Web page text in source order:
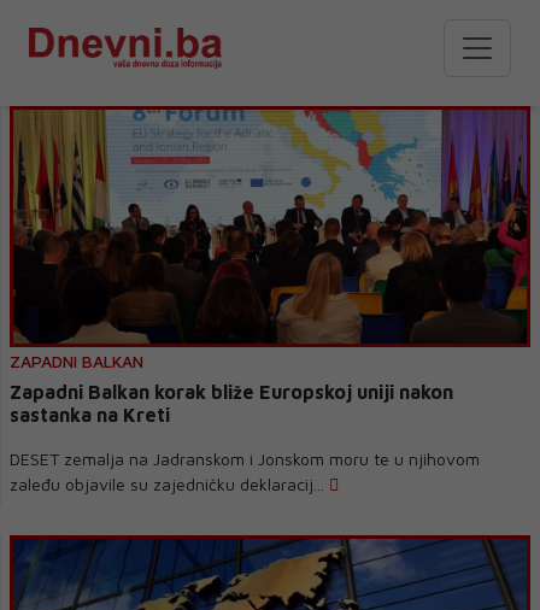
ZAPADNI BALKAN
Zapadni Balkan korak bliže Europskoj uniji nakon
sastanka na Kreti
DESET zemalja na Jadranskom i Jonskom moru te u njihovom
zaleđu objavile su zajedničku deklaracij...